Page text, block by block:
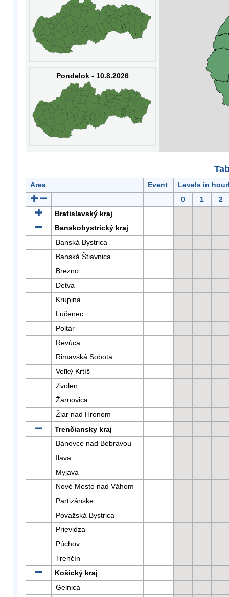
Pondelok - 10.8.2026
Area Event
Levels in
0
1
2
Bratislavský kraj
Banskobystrický kraj
Banská Bystrica
Banská Štiavnica
Brezno
Detva
Krupina
Lučenec
Poltár
Revúca
Rimavská Sobota
Veľký Krtíš
Zvolen
Žarnovica
Žiar nad Hronom
Trenčiansky kraj
Bánovce nad Bebravou
Ilava
Myjava
Nové Mesto nad Váhom
Partizánske
Považská Bystrica
Prievidza
Púchov
Trenčín
Košický kraj
Gelnica